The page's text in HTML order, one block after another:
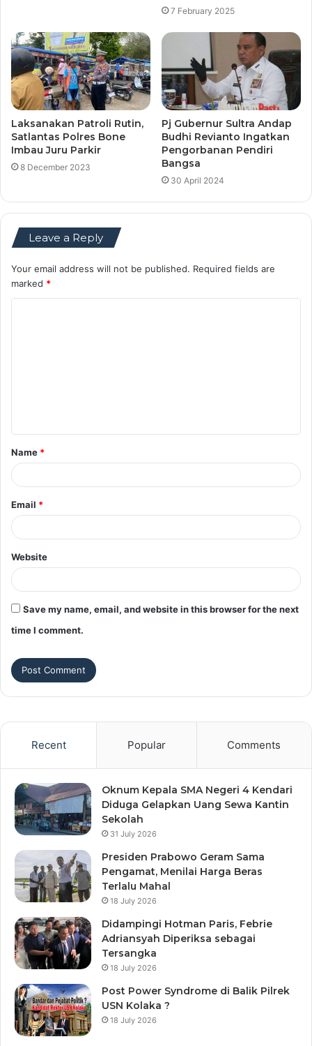
7 February 2025
Laksanakan Patroli Rutin,
Satlantas Polres Bone
Imbau Juru Parkir
8 December 2023
Pj Gubernur Sultra Andap
Budhi Revianto Ingatkan
Pengorbanan Pendiri
Bangsa
30 April 2024
Leave a Reply
Your email address will not be published. Required fields are
marked *
t
*
Name *
Email *
Website
Save my name, email, and website in this browser for the next
time I comment.
Recent Popular Comments
Oknum Kepala SMA Negeri 4 Kendari
Diduga Gelapkan Uang Sewa Kantin
Sekolah
31 July 2026
Presiden Prabowo Geram Sama
Pengamat, Menilai Harga Beras
Terlalu Mahal
18 July 2026
Didampingi Hotman Paris, Febrie
Adriansyah Diperiksa sebagai
Tersangka
18 July 2026
Post Power Syndrome di Balik Pilrek
USN Kolaka ?
18 July 2026